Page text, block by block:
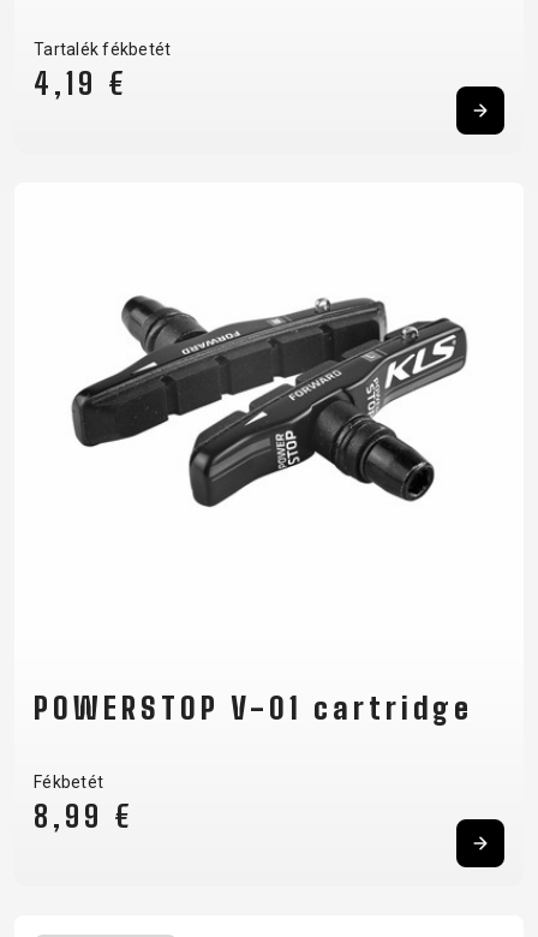
Tartalék fékbetét
4,19 €
POWERSTOP V-01 cartridge
Fékbetét
8,99 €